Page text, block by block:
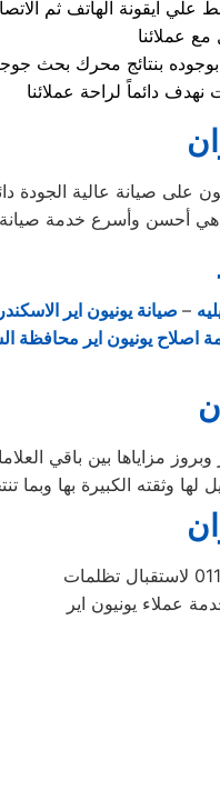
بوجوده بنتائج محرك بحث
على صيانة عالية الجودة
هي أحسن وأسرع خدمة
– صيانة يونيون اير
اصلاح يونيون اير محافظة
عملاء يونيون اير